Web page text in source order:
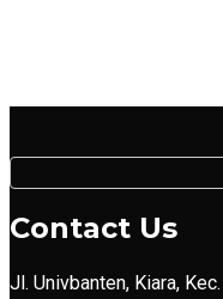
Contact Us
Jl. Univbanten, Kiara,